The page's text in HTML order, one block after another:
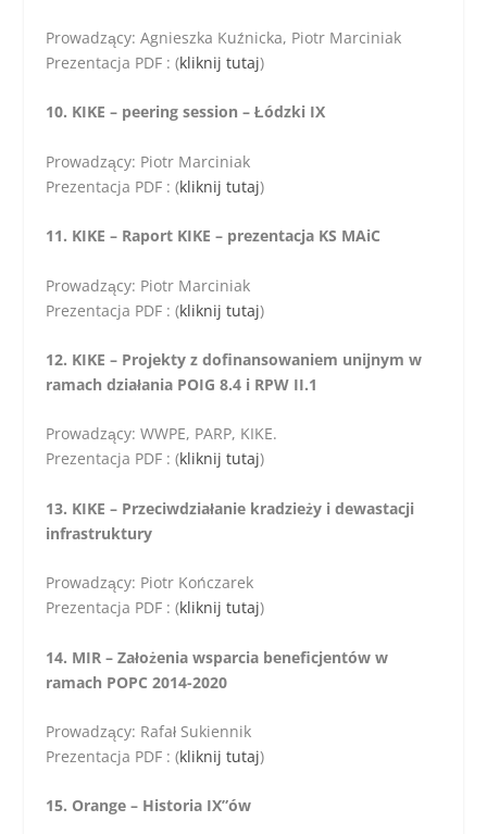
Prowadzący: Agnieszka Kuźnicka, Piotr Marciniak
Prezentacja PDF : (kliknij tutaj)
10. KIKE – peering session – Łódzki IX
Prowadzący: Piotr Marciniak
Prezentacja PDF : (kliknij tutaj)
11. KIKE – Raport KIKE – prezentacja KS MAiC
Prowadzący: Piotr Marciniak
Prezentacja PDF : (kliknij tutaj)
12. KIKE – Projekty z dofinansowaniem unijnym w
ramach działania POIG 8.4 i RPW II.1
Prowadzący: WWPE, PARP, KIKE.
Prezentacja PDF : (kliknij tutaj)
13. KIKE – Przeciwdziałanie kradzieży i dewastacji
infrastruktury
Prowadzący: Piotr Kończarek
Prezentacja PDF : (kliknij tutaj)
14. MIR – Założenia wsparcia beneficjentów w
ramach POPC 2014-2020
Prowadzący: Rafał Sukiennik
Prezentacja PDF : (kliknij tutaj)
15. Orange – Historia IX”ów